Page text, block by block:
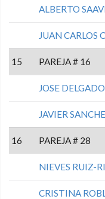
ALBERTO
JUAN CARLOS
15 PAREJA # 16
JOSE
JAVIER
16 PAREJA # 28
NIEVES RUIZ-
CRISTINA